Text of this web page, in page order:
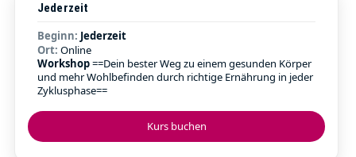
Kurs buchen
Jederzeit
Beginn: Jederzeit
Ort: Online
Workshop==Dein bester Weg zu einem gesunden Körper
und mehr Wohlbefinden durch richtige Ernährung in jeder
Zyklusphase==